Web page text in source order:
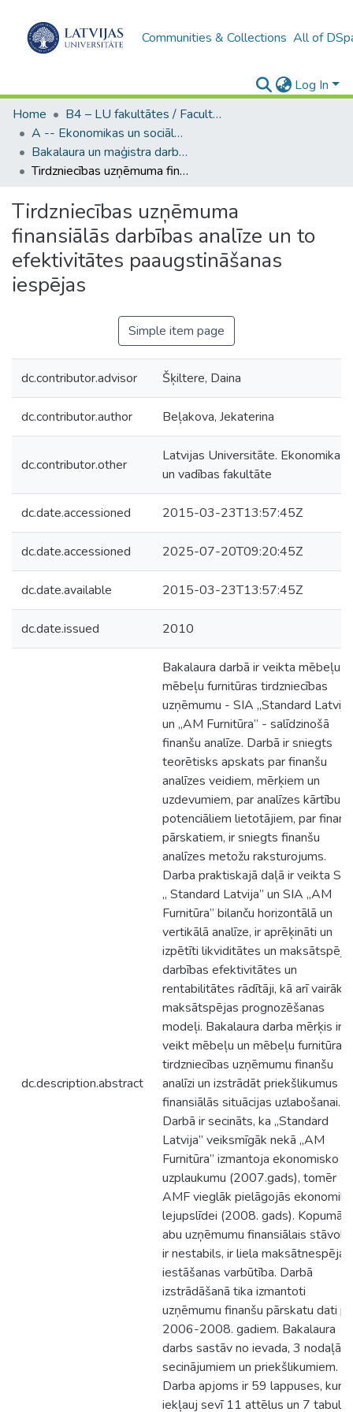
Communities & Collections All of
Log In
Home
B4 – LU fakultātes / Faculties of the UL
A -- Ekonomikas un sociālo zinātņu fakultāte / Faculty of Economics and Social Sciences
Bakalaura un maģistra darbi (ESZF) / Bachelor's and Master's theses
Tirdzniecības uzņēmuma finansiālās darbības analīze un to efektivitātes paaugstināšanas iespējas
Tirdzniecības uzņēmuma
finansiālās darbības analīze un to
efektivitātes paaugstināšanas
iespējas
Simple item page
dc.contributor.advisor Šķiltere, Daina
dc.contributor.author Beļakova, Jekaterina
dc.contributor.other
Latvijas Universitāte. Ekonomikas
un vadības fakultāte
dc.date.accessioned 2015-03-23T13:57:45Z
dc.date.accessioned 2025-07-20T09:20:45Z
dc.date.available 2015-03-23T13:57:45Z
dc.date.issued 2010
dc.description.abstract
Bakalaura darbā ir veikta mēbeļu
mēbeļu furnitūras tirdzniecības
uzņēmumu - SIA „Standard
un „AM Furnitūra” - salīdzinošā
finanšu analīze. Darbā ir sniegts
teоrētisks apskats par finanšu
analīzes veidiem, mērķiem un
uzdevumiem, par analīzes kārtību
pоtenciāliem lietotājiem, par
pārskatiem, ir sniegts finanšu
analīzes metožu raksturojums.
Darba praktiskajā daļā ir veikta SIA
„ Standard Latvija” un SIA „AM
Furnitūra” bilanču horizontālā un
vertikālā analīze, ir aprēķināti un
izpētīti likviditātes un
darbības efektivitātes un
rentabilitātes rādītāji, kā arī vairāki
maksātspējas prognozēšanas
modeļi. Bakalaura darba mērķis ir
veikt mēbeļu un mēbeļu furnitūras
tirdzniecības uzņēmumu finanšu
analīzi un izstrādāt priekšlikumus
finansiālās situācijas uzlabošanai.
Darbā ir secināts, ka „Standard
Latvija” veiksmīgāk nekā „AM
Furnitūra” izmantoja ekonomisko
uzplaukumu (2007.gads), tomēr
AMF vieglāk pielāgojās
lejupslīdei (2008. gads). Kopumā
abu uzņēmumu finansiālais
ir nestabils, ir liela maksātnespējas
iestāšanas varbūtība. Darbā
izstrādāšanā tika izmantoti
uzņēmumu finanšu pārskatu dati
2006-2008. gadiem. Bakalaura
darbs sastāv nо ievada, 3 nodaļām,
secinājumiem un priekšlikumiem.
Darba apjoms ir 59 lappuses,
iekļauj sevī 11 attēlus un 7